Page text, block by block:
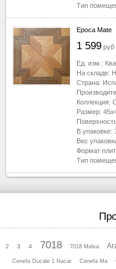
Тип
Epoca Mate
1 599 руб
Ед. изм.:
На складе:
Страна:
Коллекция:
Размер:
В упаковке:
Вес
Формат
Тип
2 3 4 7018 7018 Malva
Cenefa Ducale 1 Nacar Cenefa Ma